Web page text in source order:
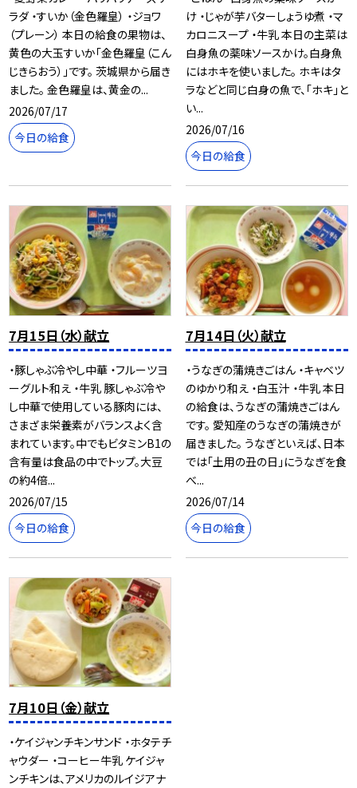
ラダ ・すいか（金色羅皇） ・ジョワ
（プレーン） 本日の給食の果物は、
黄色の大玉すいか「金色羅皇（こん
じきらおう）」です。 茨城県から届き
ました。 金色羅皇は、黄金の...
2026/07/17
今日の給食
け ・じゃが芋バターしょうゆ煮 ・マ
カロニスープ ・牛乳 本日の主菜は
白身魚の薬味ソースかけ。白身魚
にはホキを使いました。 ホキはタ
ラなどと同じ白身の魚で、「ホキ」と
い...
2026/07/16
今日の給食
7月15日（水）献立
・豚しゃぶ冷やし中華 ・フルーツヨ
ーグルト和え ・牛乳 豚しゃぶ冷や
し中華で使用している豚肉には、
さまざま栄養素がバランスよく含
まれています。中でもビタミンB1の
含有量は食品の中でトップ。大豆
の約4倍...
2026/07/15
今日の給食
7月14日（火）献立
・うなぎの蒲焼きごはん ・キャベツ
のゆかり和え ・白玉汁 ・牛乳 本日
の給食は、うなぎの蒲焼きごはん
です。 愛知産のうなぎの蒲焼きが
届きました。 うなぎといえば、日本
では「土用の丑の日」にうなぎを食
べ...
2026/07/14
今日の給食
7月10日（金）献立
・ケイジャンチキンサンド ・ホタテチ
ャウダー ・コーヒー牛乳 ケイジャ
ンチキンは、アメリカのルイジアナ